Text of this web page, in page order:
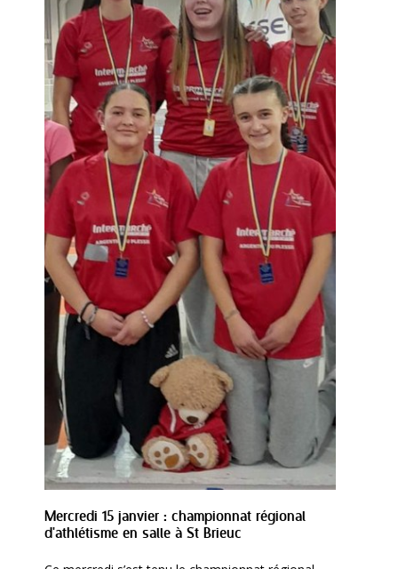
Mercredi 15 janvier : championnat régional
d'athlétisme en salle à St Brieuc